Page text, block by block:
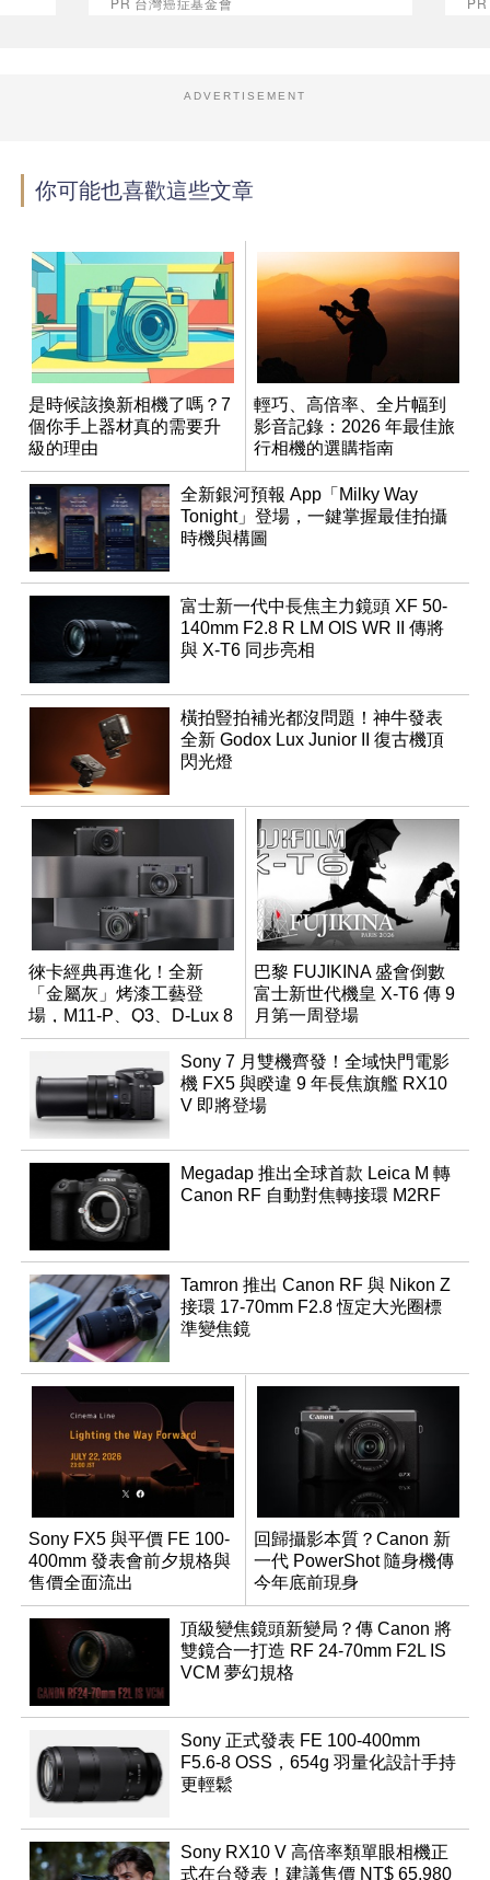
ADVERTISEMENT
你可能也喜歡這些文章
是時候該換新相機了嗎？7
個你手上器材真的需要升
級的理由
輕巧、高倍率、全片幅到
影音記錄：2026 年最佳旅
行相機的選購指南
全新銀河預報 App「Milky Way
Tonight」登場，一鍵掌握最佳拍攝
時機與構圖
富士新一代中長焦主力鏡頭 XF 50-
140mm F2.8 R LM OIS WR II 傳將
與 X-T6 同步亮相
橫拍豎拍補光都沒問題！神牛發表
全新 Godox Lux Junior II 復古機頂
閃光燈
徠卡經典再進化！全新
「金屬灰」烤漆工藝登
場，M11-P、Q3、D-Lux 8
領銜換裝
巴黎 FUJIKINA 盛會倒數
富士新世代機皇 X-T6 傳 9
月第一周登場
Sony 7 月雙機齊發！全域快門電影
機 FX5 與睽違 9 年長焦旗艦 RX10
V 即將登場
Megadap 推出全球首款 Leica M 轉
Canon RF 自動對焦轉接環 M2RF
Tamron 推出 Canon RF 與 Nikon Z
接環 17-70mm F2.8 恆定大光圈標
準變焦鏡
Sony FX5 與平價 FE 100-
400mm 發表會前夕規格與
售價全面流出
回歸攝影本質？Canon 新
一代 PowerShot 隨身機傳
今年底前現身
頂級變焦鏡頭新變局？傳 Canon 將
雙鏡合一打造 RF 24-70mm F2L IS
VCM 夢幻規格
Sony 正式發表 FE 100-400mm
F5.6-8 OSS，654g 羽量化設計手持
更輕鬆
Sony RX10 V 高倍率類單眼相機正
式在台發表！建議售價 NT$ 65,980